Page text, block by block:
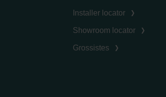
Installer locator
Showroom locator
Grossistes